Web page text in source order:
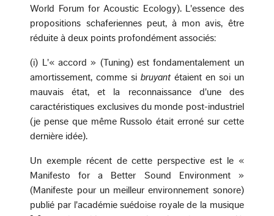
World Forum for Acoustic Ecology). L'essence des
propositions schaferiennes peut, à mon avis, être
réduite à deux points profondément associés:
(i) L'« accord » (Tuning) est fondamentalement un
amortissement, comme sibruyant étaient en soi un
mauvais état, et la reconnaissance d'une des
caractéristiques exclusives du monde post-industriel
(je pense que même Russolo était erroné sur cette
dernière idée).
Un exemple récent de cette perspective est le «
Manifesto for a Better Sound Environment »
(Manifeste pour un meilleur environnement sonore)
publié par l'académie suédoise royale de la musique